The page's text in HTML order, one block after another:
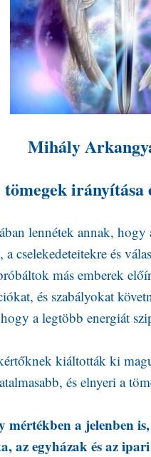
Mihály
irányítása
lennétek annak,
a cselekedeteitekre és
más emberek
és szabályokat
hogy a legtöbb energiát
kiáltották ki
és elnyeri a
mértékben a jelenben
az egyházak és az